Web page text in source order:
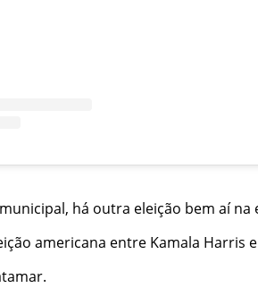
há outra eleição bem aí na
americana entre Kamala Harris